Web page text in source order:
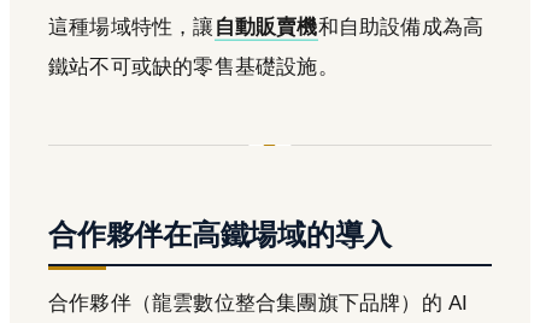
這種場域特性，讓 自動販賣機和自助設備成為高
鐵站不可或缺的零售基礎設施。
合作夥伴在高鐵場域的導入
合作夥伴（龍雲數位整合集團旗下品牌）的 AI